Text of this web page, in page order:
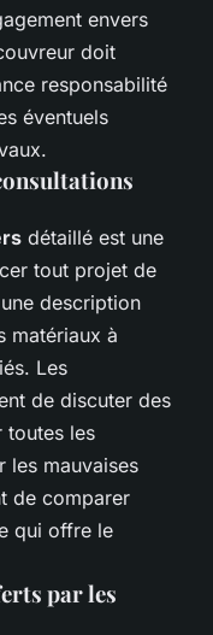
envers
doit
responsabilité
éventuels
détaillé est une
tout projet de
description
matériaux à
Les
de discuter des
toutes les
les mauvaises
de comparer
qui offre le
par les